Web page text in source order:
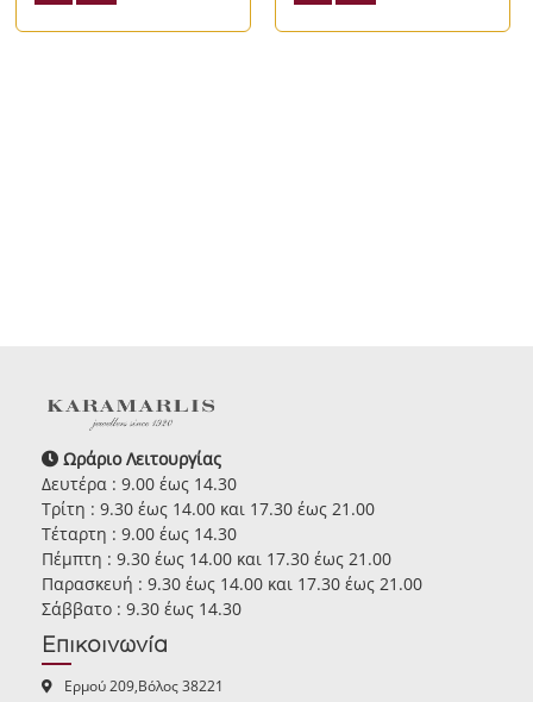
Ωράριο Λειτουργίας
Δευτέρα : 9.00 έως 14.30
Τρίτη : 9.30 έως 14.00 και 17.30 έως 21.00
Τέταρτη : 9.00 έως 14.30
Πέμπτη : 9.30 έως 14.00 και 17.30 έως 21.00
Παρασκευή : 9.30 έως 14.00 και 17.30 έως 21.00
Σάββατο : 9.30 έως 14.30
Επικοινωνία
Ερμού 209,Βόλος 38221